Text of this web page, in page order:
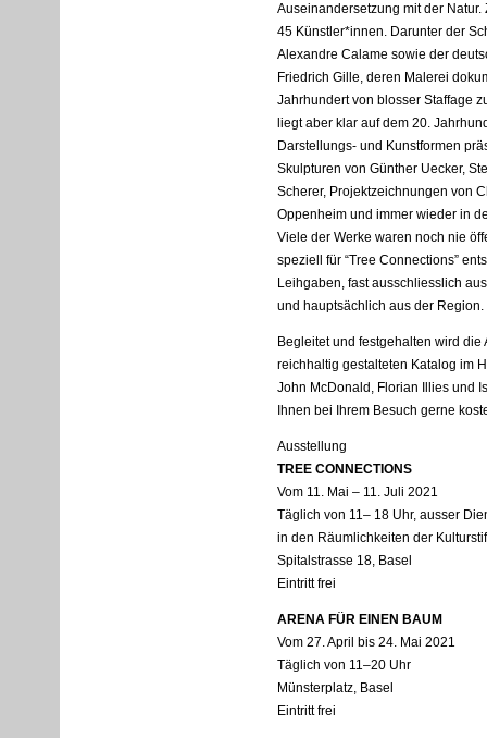
Auseinandersetzung mit der
45 Künstler*innen. Darunter der
Alexandre Calame sowie der
Friedrich Gille, deren Malerei
Jahrhundert von blosser Staffage
liegt aber klar auf dem 20.
Darstellungs- und Kunstformen
Skulpturen von Günther Uecker,
Scherer, Projektzeichnungen von
Oppenheim und immer wieder in
Viele der Werke waren noch nie
speziell für “Tree Connections”
Leihgaben, fast ausschliesslich
und hauptsächlich aus der Region.
Begleitet und festgehalten wird
reichhaltig gestalteten Katalog im
John McDonald, Florian Illies und
Ihnen bei Ihrem Besuch gerne
Ausstellung
TREE CONNECTIONS
Vom 11. Mai – 11. Juli 2021
Täglich von 11– 18 Uhr, ausser
in den Räumlichkeiten der
Spitalstrasse 18, Basel
Eintritt frei
ARENA FÜR EINEN BAUM
Vom 27. April bis 24. Mai 2021
Täglich von 11–20 Uhr
Münsterplatz, Basel
Eintritt frei